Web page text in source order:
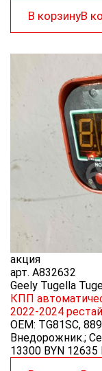
В корзинуВ
акция
арт. A832632
Geely Tugella
КПП
2022-2024
OEM: TG81SC,
Внедорожник.;
13300 BYN 12635